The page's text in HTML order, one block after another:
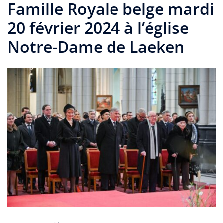
Famille Royale belge mardi
20 février 2024 à l’église
Notre-Dame de Laeken